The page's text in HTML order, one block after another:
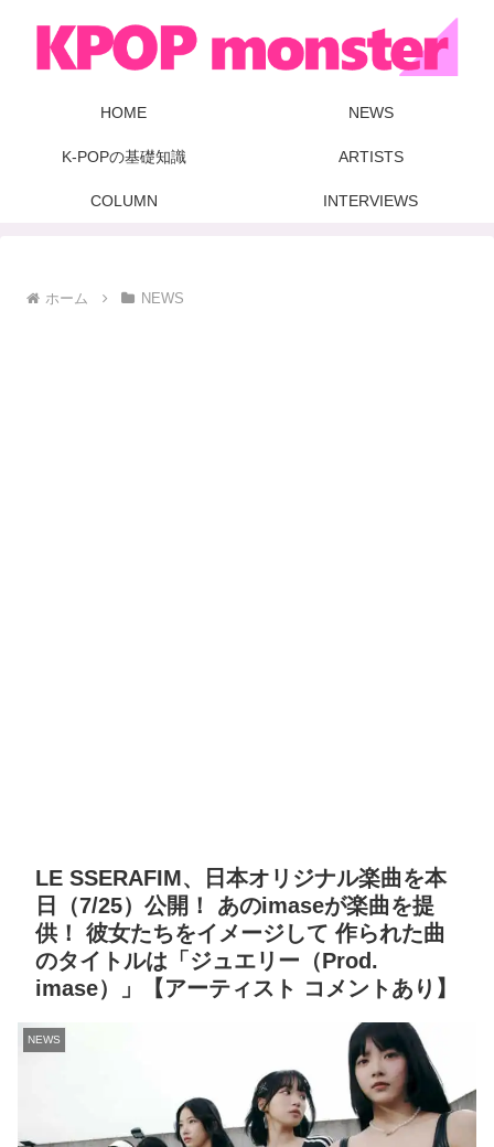
HOME NEWS
K-POPの基礎知識 ARTISTS
COLUMN INTERVIEWS
ホーム NEWS
LE SSERAFIM、日本オリジナル楽曲を本
日（7/25）公開！ あのimaseが楽曲を提
供！ 彼女たちをイメージして 作られた曲
のタイトルは「ジュエリー（Prod.
imase）」【アーティスト コメントあり】
NEWS